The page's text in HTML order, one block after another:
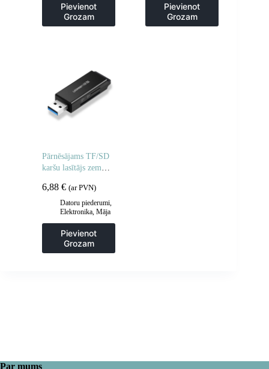
Pievienot
Grozam
Pievienot
Grozam
Pārnēsājams TF/SD
karšu lasītājs zem
6,88 € (ar PVN)
Datoru piederumi,
Elektronika, Māja
Pievienot
Grozam
Par mums